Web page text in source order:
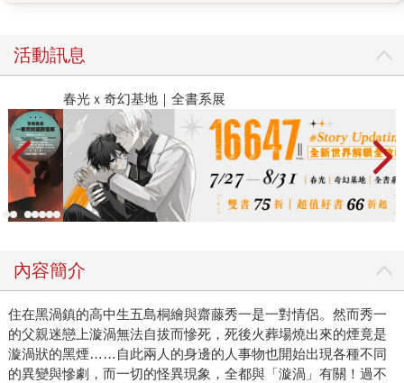
活動訊息
春光ｘ奇幻基地｜全書系展
內容簡介
住在黑渦鎮的高中生五島桐繪與齋藤秀一是一對情侶。然而秀一
的父親迷戀上漩渦無法自拔而慘死，死後火葬場燒出來的煙竟是
漩渦狀的黑煙……自此兩人的身邊的人事物也開始出現各種不同
的異變與慘劇，而一切的怪異現象，全都與「漩渦」有關！過不